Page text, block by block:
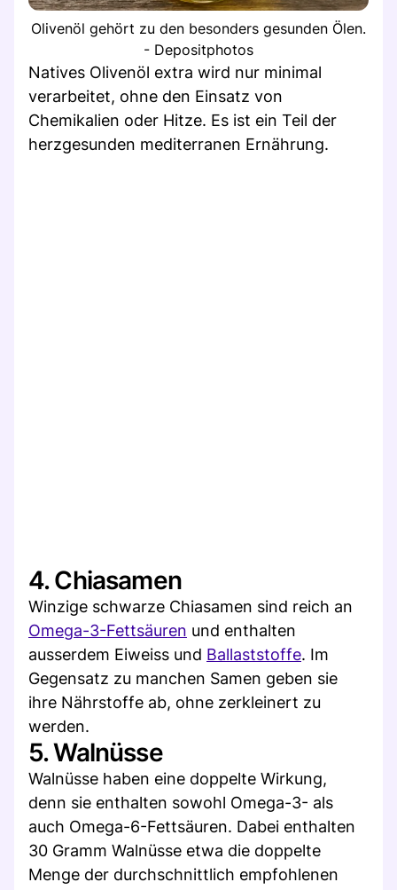
Olivenöl gehört zu den besonders gesunden Ölen.
- Depositphotos
Natives Olivenöl extra wird nur minimal
verarbeitet, ohne den Einsatz von
Chemikalien oder Hitze. Es ist ein Teil der
herzgesunden mediterranen Ernährung.
4. Chiasamen
Winzige schwarze Chiasamen sind reich an
Omega-3-Fettsäuren und enthalten
ausserdem Eiweiss und Ballaststoffe. Im
Gegensatz zu manchen Samen geben sie
ihre Nährstoffe ab, ohne zerkleinert zu
werden.
5. Walnüsse
Walnüsse haben eine doppelte Wirkung,
denn sie enthalten sowohl Omega-3- als
auch Omega-6-Fettsäuren. Dabei enthalten
30 Gramm Walnüsse etwa die doppelte
Menge der durchschnittlich empfohlenen